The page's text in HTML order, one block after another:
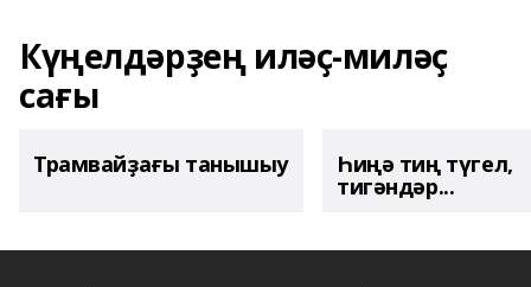
Күңелдәрҙең иләҫ-миләҫ
сағы
Трамвайҙағы танышыу Һиңә тиң түгел,
тигәндәр...